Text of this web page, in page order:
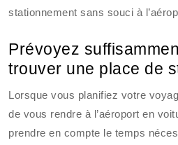
stationnement sans souci à
Prévoyez
trouver une place de
Lorsque vous planifiez votre
de vous rendre à l’aéroport en
prendre en compte le temps